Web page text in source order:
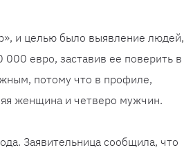
и целью было выявление людей,
евро, заставив ее поверить в
потому что в профиле,
женщина и четверо мужчин.
Заявительница сообщила, что